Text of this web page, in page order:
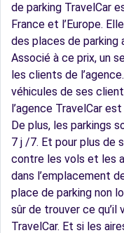
de parking TravelCar
France et l’Europe.
des places de parking
Associé à ce prix, un
les clients de
véhicules de ses
l’agence TravelCar
De plus, les parkings
7 j /7. Et pour plus de
contre les vols et les
dans l’emplacement
place de parking non
sûr de trouver ce qu’il
TravelCar. Et si les